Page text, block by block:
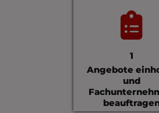
1
Angebote
und